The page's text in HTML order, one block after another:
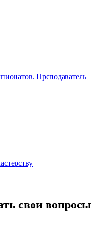
Преподаватель
свои вопросы